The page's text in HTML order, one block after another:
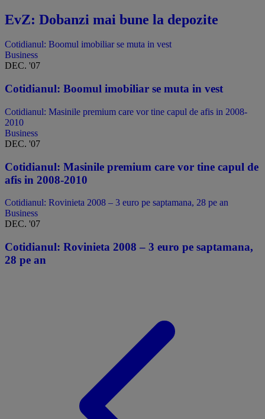
EvZ: Dobanzi mai bune la depozite
Cotidianul: Boomul imobiliar se muta in vest
Business
DEC. '07
Cotidianul: Boomul imobiliar se muta in vest
Cotidianul: Masinile premium care vor tine capul de afis in 2008-
2010
Business
DEC. '07
Cotidianul: Masinile premium care vor tine capul de
afis in 2008-2010
Cotidianul: Rovinieta 2008 – 3 euro pe saptamana, 28 pe an
Business
DEC. '07
Cotidianul: Rovinieta 2008 – 3 euro pe saptamana,
28 pe an